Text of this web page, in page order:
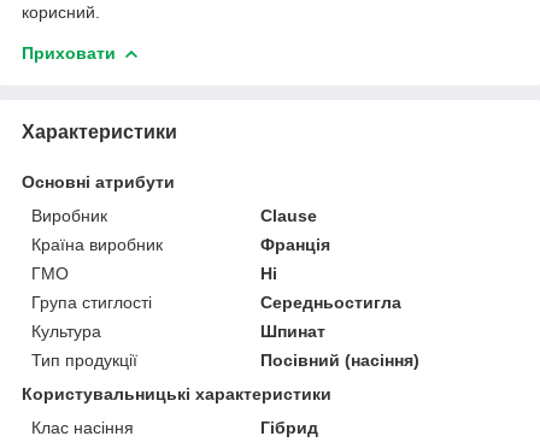
корисний.
Приховати
Характеристики
Основні атрибути
Виробник
Clause
Країна виробник
Франція
ГМО
Ні
Група стиглості
Середньостигла
Культура
Шпинат
Тип продукції
Посівний (насіння)
Користувальницькі характеристики
Клас насіння
Гібрид